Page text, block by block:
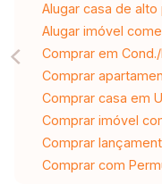
Alugar casa de
Alugar imóvel
Comprar em
Comprar
Comprar casa em
Comprar imóvel
Comprar
Comprar com